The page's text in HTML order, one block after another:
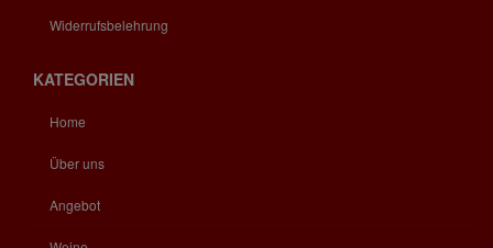
Widerrufsbelehrung
KATEGORIEN
Home
Über uns
Angebot